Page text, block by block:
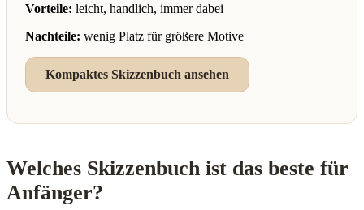
Vorteile: leicht, handlich, immer dabei
Nachteile: wenig Platz für größere Motive
Kompaktes Skizzenbuch ansehen
Welches Skizzenbuch ist das beste für
Anfänger?